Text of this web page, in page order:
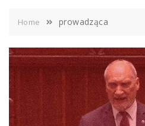
Home prowadząca